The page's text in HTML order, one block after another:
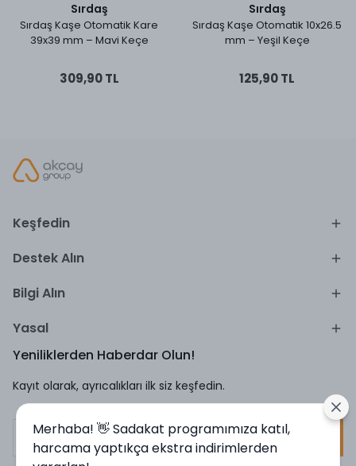
Sırdaş
Sırdaş Kaşe Otomatik Kare
39x39 mm – Mavi Keçe
309,90 TL
Sırdaş
Sırdaş Kaşe Otomatik 10x26.5
mm – Yeşil Keçe
125,90 TL
Keşfedin
Destek Alın
Bilgi Alın
Yasal
Yeniliklerden Haberdar Olun!
Kayıt olarak, ayrıcalıkları ilk siz keşfedin.
Merhaba! 👋 Sadakat programımıza katıl,
harcama yaptıkça ekstra indirimlerden